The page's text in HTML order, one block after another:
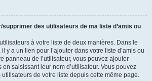
des utilisateurs de ma liste d’amis ou
à votre liste de deux manières. Dans le
y a un lien pour l’ajouter dans votre liste d’amis ou
panneau de l’utilisateur, vous pouvez ajouter
saisissant leur nom d’utilisateur. Vous pouvez
de votre liste depuis cette même page.